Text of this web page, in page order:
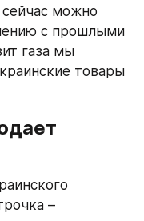
можно
с прошлыми
газа мы
товары